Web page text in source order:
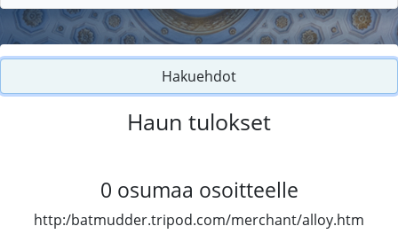
Hakuehdot
Haun tulokset
0 osumaa osoitteelle
http:/batmudder.tripod.com/merchant/alloy.htm